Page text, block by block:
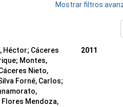
Mostrar filtros
Héctor; Cáceres
; Montes,
Nieto,
Forné, Carlos;
Flores Mendoza,
2011